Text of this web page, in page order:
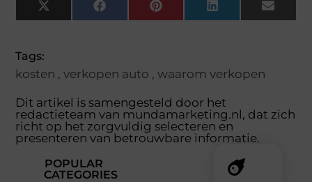
X
(Twitter)
FacebookPinterestLinkedInEmail
Tags:
kosten ,verkopen auto ,waarom verkopen
Dit artikel is samengesteld door het
redactieteam van mundamarketing.nl, dat zich
richt op het zorgvuldig selecteren en
presenteren van betrouwbare informatie.
POPULAR
CATEGORIES